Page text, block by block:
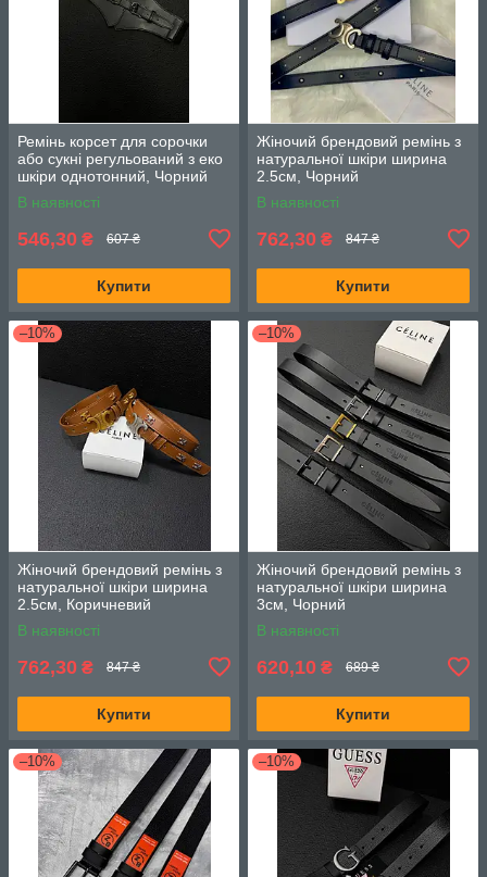
Ремінь корсет для сорочки
або сукні регульований з еко
шкіри однотонний, Чорний
В наявності
546,30 ₴ 607 ₴
Купити
Жіночий брендовий ремінь з
натуральної шкіри ширина
2.5см, Чорний
В наявності
762,30 ₴ 847 ₴
Купити
–10%
Жіночий брендовий ремінь з
натуральної шкіри ширина
2.5см, Коричневий
В наявності
762,30 ₴ 847 ₴
Купити
–10%
Жіночий брендовий ремінь з
натуральної шкіри ширина
3см, Чорний
В наявності
620,10 ₴ 689 ₴
Купити
–10% –10%